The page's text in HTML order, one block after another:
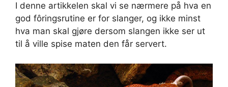
I denne artikkelen skal vi se nærmere på hva en
god fôringsrutine er for slanger, og ikke minst
hva man skal gjøre dersom slangen ikke ser ut
til å ville spise maten den får servert.